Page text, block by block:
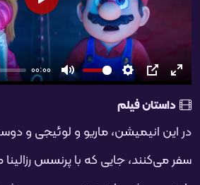
00:00
بی‌صدا تنظیمات
PIP تمام
شروع
داستان فیلم
در این انیمیشن، ماریو و لوئیجی و
سفر می‌کنند، جایی که با پرنسس رزالینا